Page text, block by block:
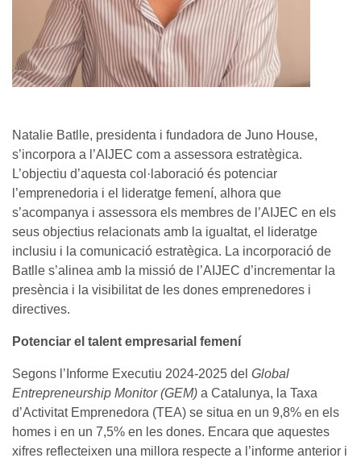
Natalie Batlle, presidenta i fundadora de Juno House,
s’incorpora a l’AIJEC com a assessora estratègica.
L’objectiu d’aquesta col·laboració és potenciar
l’emprenedoria i el lideratge femení, alhora que
s’acompanya i assessora els membres de l’AIJEC en els
seus objectius relacionats amb la igualtat, el lideratge
inclusiu i la comunicació estratègica. La incorporació de
Batlle s’alinea amb la missió de l’AIJEC d’incrementar la
presència i la visibilitat de les dones emprenedores i
directives.
Potenciar el talent empresarial femení
Segons l’Informe Executiu 2024-2025 del Global
Entrepreneurship Monitor (GEM) a Catalunya, la Taxa
d’Activitat Emprenedora (TEA) se situa en un 9,8% en els
homes i en un 7,5% en les dones. Encara que aquestes
xifres reflecteixen una millora respecte a l’informe anterior i